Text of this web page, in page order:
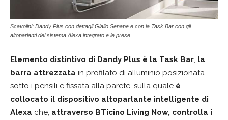
Scavolini: Dandy Plus con dettagli Giallo Senape e con la Task Bar con gli
altoparlanti del sistema Alexa integrato e le prese
Elemento distintivo di Dandy Plus è la Task Bar, la
barra attrezzata in profilato di alluminio posizionata
sotto i pensili e fissata alla parete, sulla quale è
collocato il dispositivo altoparlante intelligente di
Alexa che, attraverso BTicino Living Now, controlla i